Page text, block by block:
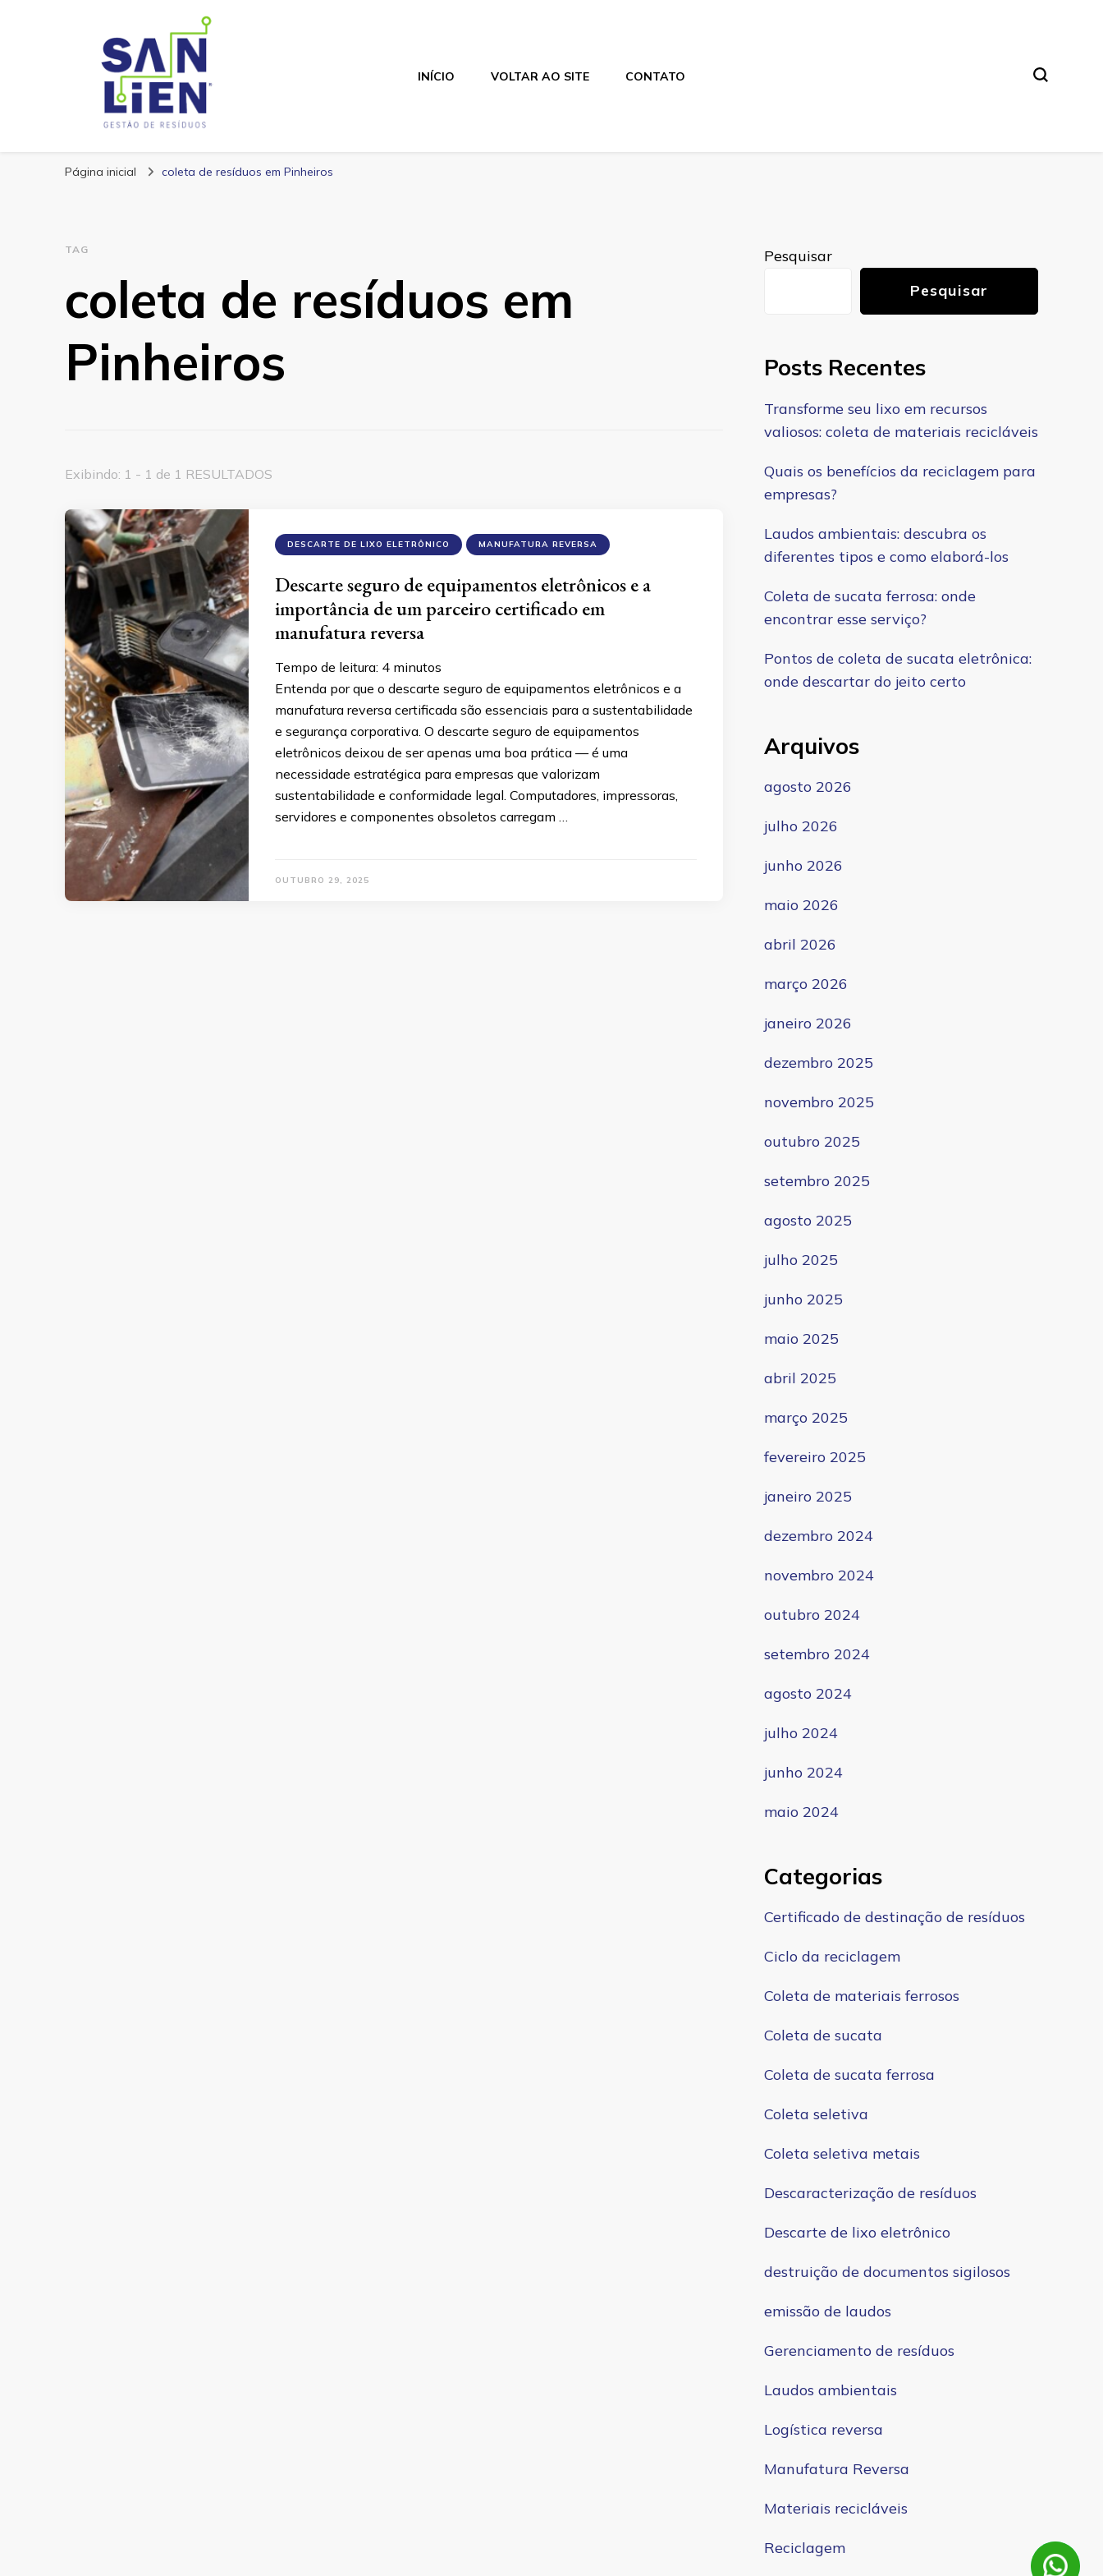
San Lien
INÍCIO VOLTAR AO SITE CONTATO
Página inicial coleta de resíduos em Pinheiros
TAG
coleta de resíduos em
Pinheiros
Exibindo: 1 - 1 de 1 RESULTADOS
DESCARTE DE LIXO ELETRÔNICO MANUFATURA REVERSA
Descarte seguro de equipamentos eletrônicos e a
importância de um parceiro certificado em
manufatura reversa
Tempo de leitura: 4 minutos
Entenda por que o descarte seguro de equipamentos eletrônicos e a
manufatura reversa certificada são essenciais para a sustentabilidade
e segurança corporativa. O descarte seguro de equipamentos
eletrônicos deixou de ser apenas uma boa prática — é uma
necessidade estratégica para empresas que valorizam
sustentabilidade e conformidade legal. Computadores, impressoras,
servidores e componentes obsoletos carregam …
OUTUBRO 29, 2025
Pesquisar
Pesquisar
Posts Recentes
Transforme seu lixo em recursos
valiosos: coleta de materiais recicláveis
Quais os benefícios da reciclagem para
empresas?
Laudos ambientais: descubra os
diferentes tipos e como elaborá-los
Coleta de sucata ferrosa: onde
encontrar esse serviço?
Pontos de coleta de sucata eletrônica:
onde descartar do jeito certo
Arquivos
agosto 2026
julho 2026
junho 2026
maio 2026
abril 2026
março 2026
janeiro 2026
dezembro 2025
novembro 2025
outubro 2025
setembro 2025
agosto 2025
julho 2025
junho 2025
maio 2025
abril 2025
março 2025
fevereiro 2025
janeiro 2025
dezembro 2024
novembro 2024
outubro 2024
setembro 2024
agosto 2024
julho 2024
junho 2024
maio 2024
Categorias
Certificado de destinação de resíduos
Ciclo da reciclagem
Coleta de materiais ferrosos
Coleta de sucata
Coleta de sucata ferrosa
Coleta seletiva
Coleta seletiva metais
Descaracterização de resíduos
Descarte de lixo eletrônico
destruição de documentos sigilosos
emissão de laudos
Gerenciamento de resíduos
Laudos ambientais
Logística reversa
Manufatura Reversa
Materiais recicláveis
Reciclagem